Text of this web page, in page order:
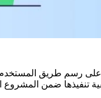
على رسم طريق
تنفيذها ضمن المشروع